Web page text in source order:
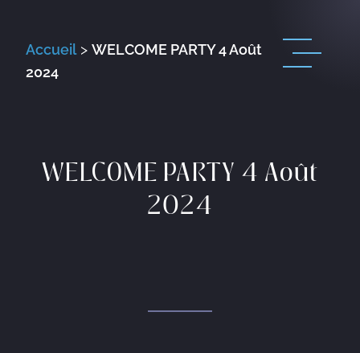
Accueil> WELCOME PARTY 4 Août
2024
WELCOME PARTY 4 Août
2024